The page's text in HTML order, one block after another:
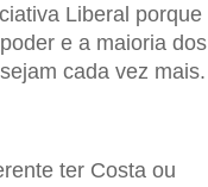
Liberal porque
e a maioria dos
cada vez mais.
ter Costa ou